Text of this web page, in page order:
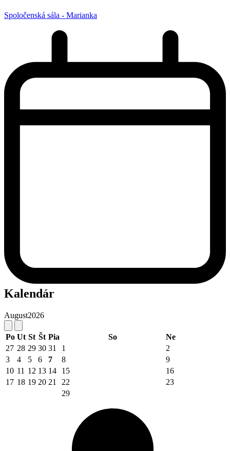
Spoločenská sála - Marianka
Kalendár
August2026
Po Ut St Št Pia So
Ne
27 28 29 30 31 1
2
3
4 5 6 7 8
9
10 11 12 13 14 15
16
17 18 19 20 21 22 23
29